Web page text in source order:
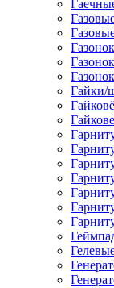
Гайки/